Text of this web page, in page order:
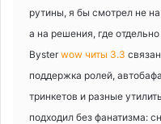
рутины, я бы смотрел не
а на решения, где
Bysterwow читы 3.3
поддержка ролей,
тринкетов и разные
подходил без фанатизма: